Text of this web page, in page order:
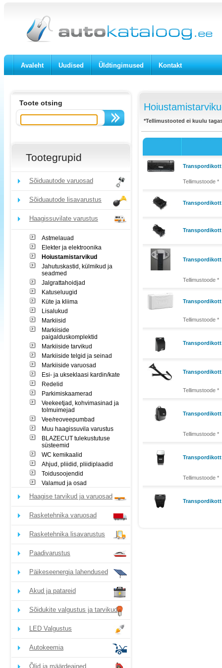
Avaleht Uudised Üldtingimused Kontakt
Toote otsing
Tootegrupid
Sõiduautode varuosad
Sõiduautode lisavarustus
Haagissuvilate varustus
Astmelauad
Elekter ja elektroonika
Hoiustamistarvikud
Jahutuskastid, külmikud ja
seadmed
Jalgrattahoidjad
Katuseluugid
Küte ja kliima
Lisalukud
Markiisid
Markiiside
paigalduskomplektid
Markiiside tarvikud
Markiiside telgid ja seinad
Markiiside varuosad
Esi- ja ukseklaasi kardin/kate
Redelid
Parkimiskaamerad
Veekeetjad, kohvimasinad ja
tolmuimejad
Vee/reoveepumbad
Muu haagissuvila varustus
BLAZECUT tulekustutuse
süsteemid
WC kemikaalid
Ahjud, pliidid, pliidiplaadid
Toidusoojendid
Valamud ja osad
Haagise tarvikud ja varuosad
Rasketehnika varuosad
Rasketehnika lisavarustus
Paadivarustus
Päikeseenergia lahendused
Akud ja patareid
Sõidukite valgustus ja tarvikud
LED Valgustus
Autokeemia
Õlid ja määrdeained
*Tellimustooted ei kuulu
Tellimustoode *
Transpordikott
Transpordikott
Transpordikott
Tellimustoode *
Transpordikott
Tellimustoode *
Transpordikott
Transpordikott
Tellimustoode *
Tellimustoode *
Transpordikott
Tellimustoode *
Transpordikott